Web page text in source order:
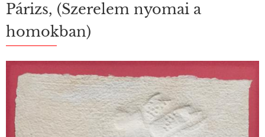
Párizs, (Szerelem nyomai a
homokban)